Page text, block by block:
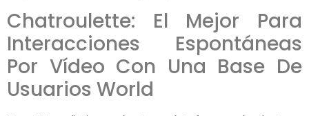
Chatroulette: El Mejor Para
Interacciones Espontáneas
Por Vídeo Con Una Base De
Usuarios World